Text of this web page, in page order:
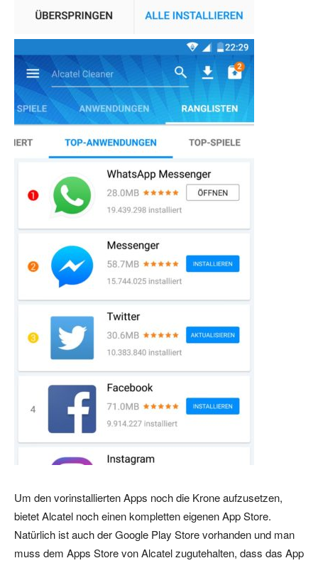
Um den vorinstallierten Apps noch die Krone aufzusetzen,
bietet Alcatel noch einen kompletten eigenen App Store.
Natürlich ist auch der Google Play Store vorhanden und man
muss dem Apps Store von Alcatel zugutehalten, dass das App